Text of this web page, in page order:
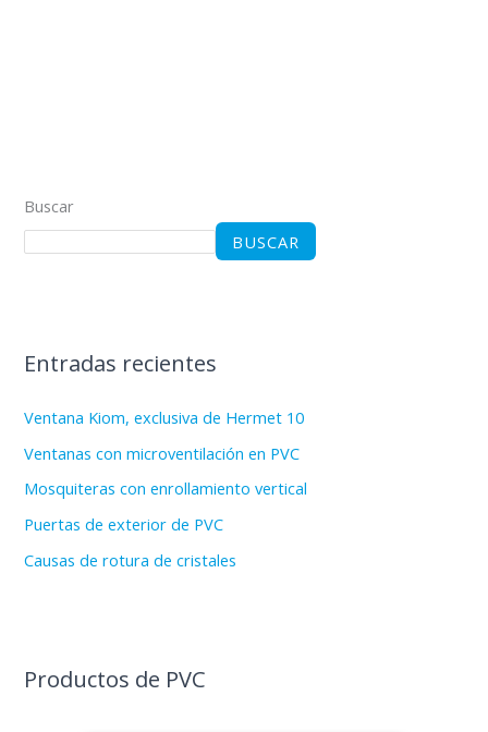
Buscar
BUSCAR
Entradas recientes
Ventana Kiom, exclusiva de Hermet 10
Ventanas con microventilación en PVC
Mosquiteras con enrollamiento vertical
Puertas de exterior de PVC
Causas de rotura de cristales
Productos de PVC